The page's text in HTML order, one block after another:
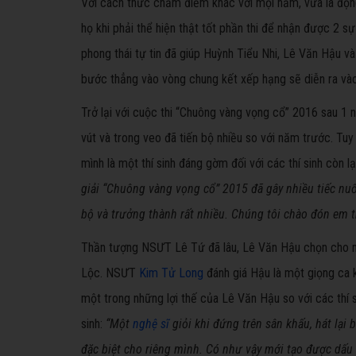
họ khi phải thể hiện thật tốt phần thi để nhận được 2
phong thái tự tin đã giúp Huỳnh Tiểu Nhi, Lê Văn Hậu
bước thẳng vào vòng chung kết xếp hạng sẽ diễn ra
Trở lại với cuộc thi “Chuông vàng vọng cổ” 2016 sau 1
vút và trong veo đã tiến bộ nhiều so với năm trước.
mình là một thí sinh đáng gờm đối với các thí sinh còn
giải “Chuông vàng vọng cổ” 2015 đã gây nhiều tiếc
bộ và trưởng thành rất nhiều. Chúng tôi chào đón em
Thần tượng NSƯT Lê Tứ đã lâu, Lê Văn Hậu chọn cho
Lộc. NSƯT Kim Tử Long đánh giá Hậu là một giọng
một trong những lợi thế của Lê Văn Hậu so với các thí
sinh: “Một nghệ sĩgiỏi khi đứng trên sân khấu, hát lại
đặc biệt cho riêng mình. Có như vậy mới tạo được